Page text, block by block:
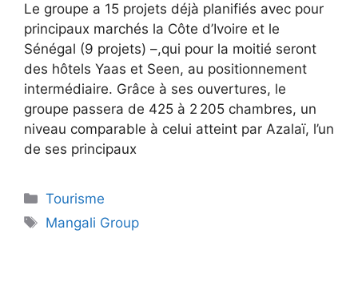
Le groupe a 15 projets déjà planifiés avec pour
principaux marchés la Côte d’Ivoire et le
Sénégal (9 projets) –,qui pour la moitié seront
des hôtels Yaas et Seen, au positionnement
intermédiaire. Grâce à ses ouvertures, le
groupe passera de 425 à 2 205 chambres, un
niveau comparable à celui atteint par Azalaï, l’un
de ses principaux
Tourisme
Mangali Group